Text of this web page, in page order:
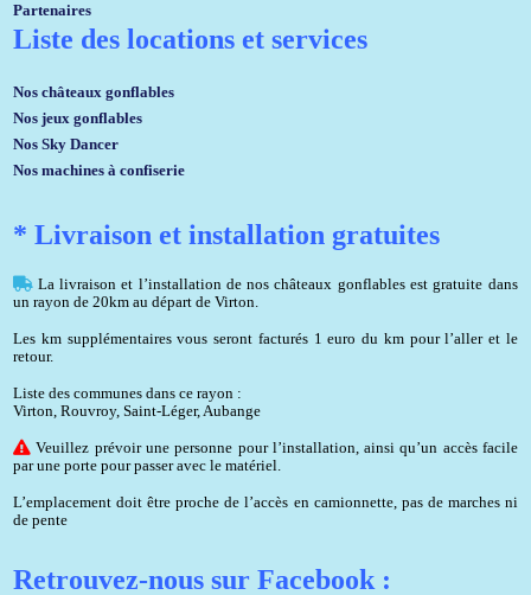
Partenaires
Liste des locations et services
Nos châteaux gonflables
Nos jeux gonflables
Nos Sky Dancer
Nos machines à confiserie
* Livraison et installation gratuites
La livraison et l’installation de nos châteaux gonflables est gratuite dans
un rayon de 20km au départ de Virton.
Les km supplémentaires vous seront facturés 1 euro du km pour l’aller et le
retour.
Liste des communes dans ce rayon :
Virton, Rouvroy, Saint-Léger, Aubange
Veuillez prévoir une personne pour l’installation, ainsi qu’un accès facile
par une porte pour passer avec le matériel.
L’emplacement doit être proche de l’accès en camionnette, pas de marches ni
de pente
Retrouvez-nous sur Facebook :